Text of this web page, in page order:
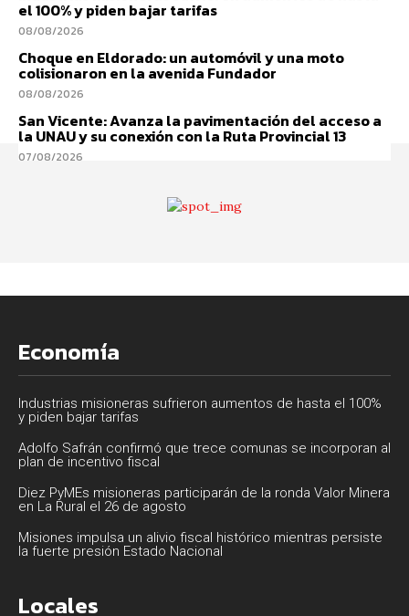
el 100% y piden bajar tarifas
08/08/2026
Choque en Eldorado: un automóvil y una moto
colisionaron en la avenida Fundador
08/08/2026
San Vicente: Avanza la pavimentación del acceso a
la UNAU y su conexión con la Ruta Provincial 13
07/08/2026
Economía
Industrias misioneras sufrieron aumentos de hasta el 100%
y piden bajar tarifas
Adolfo Safrán confirmó que trece comunas se incorporan al
plan de incentivo fiscal
Diez PyMEs misioneras participarán de la ronda Valor Minera
en La Rural el 26 de agosto
Misiones impulsa un alivio fiscal histórico mientras persiste
la fuerte presión Estado Nacional
Locales